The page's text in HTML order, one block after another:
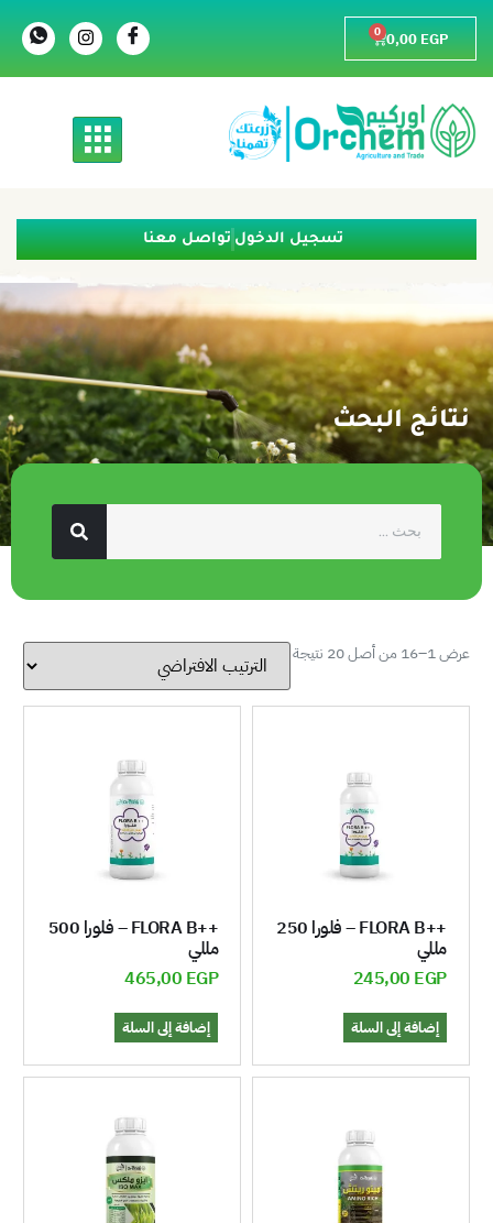
0,00EGP
0
تسجيل الدخول تواصل معنا
نتائج البحث
عرض 1–16 من أصل 20 نتيجة
++FLORA B – فلورا 250
مللي
245,00 EGP
إضافة إلى السلة
++FLORA B – فلورا 500
مللي
465,00 EGP
إضافة إلى السلة